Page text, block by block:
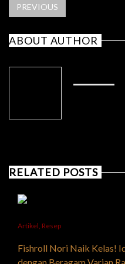
PREVIOUS
ABOUT AUTHOR
RELATED POSTS
Artikel, Resep
Fishroll Nori Naik Kelas!